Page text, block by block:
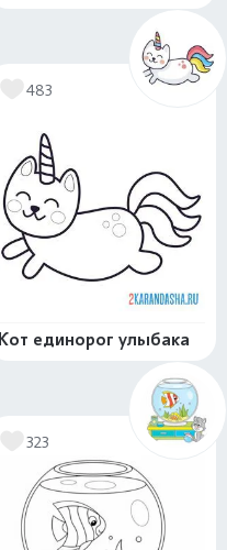
483
Кот единорог улыбака
323